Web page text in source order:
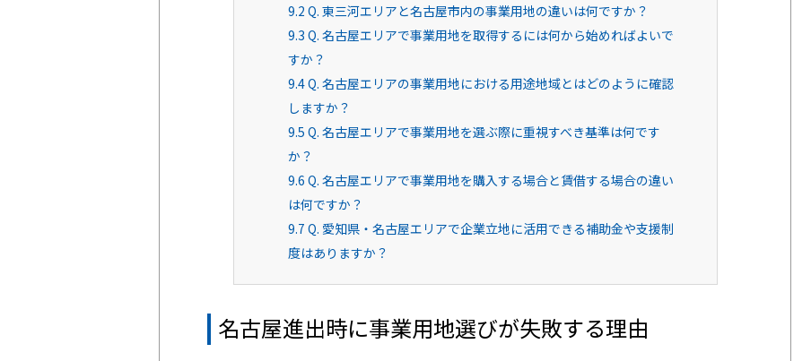
9.2 Q. 東三河エリアと名古屋市内の事業用地の違いは何ですか？
9.3 Q. 名古屋エリアで事業用地を取得するには何から始めればよいで
すか？
9.4Q. 名古屋エリアの事業用地における用途地域とはどのように確認
しますか？
9.5 Q. 名古屋エリアで事業用地を選ぶ際に重視すべき基準は何です
か？
9.6 Q. 名古屋エリアで事業用地を購入する場合と賃借する場合の違い
は何ですか？
9.7 Q. 愛知県・名古屋エリアで企業立地に活用できる補助金や支援制
度はありますか？
名古屋進出時に事業用地選びが失敗する理由